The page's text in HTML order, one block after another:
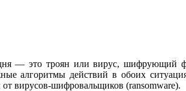
— это троян или вирус, шифрующий
алгоритмы действий в обоих
вирусов-шифровальщиков (ransomware).